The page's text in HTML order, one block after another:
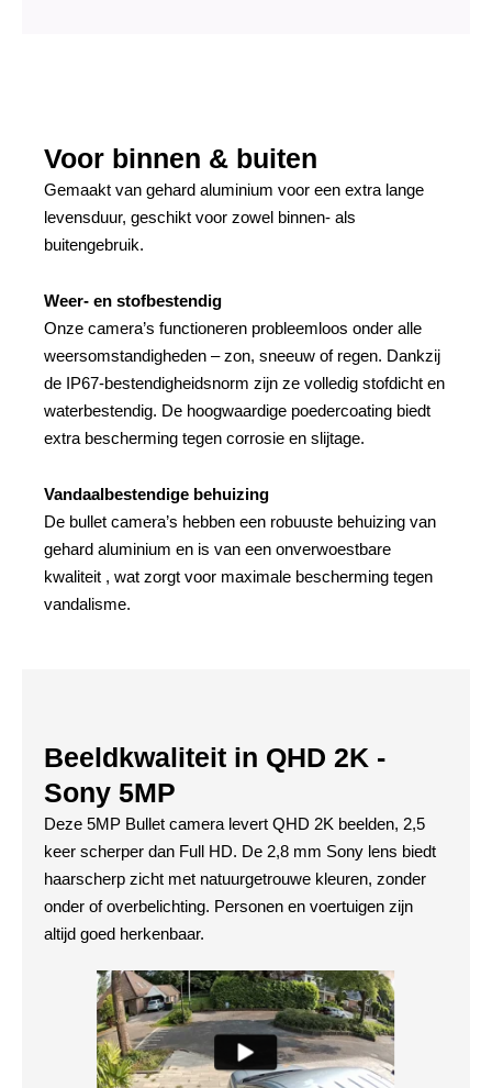
Voor binnen & buiten
Gemaakt van gehard aluminium voor een extra lange
levensduur, geschikt voor zowel binnen- als
buitengebruik.
Weer- en stofbestendig
Onze camera’s functioneren probleemloos onder alle
weersomstandigheden – zon, sneeuw of regen. Dankzij
de IP67-bestendigheidsnorm zijn ze volledig stofdicht en
waterbestendig. De hoogwaardige poedercoating biedt
extra bescherming tegen corrosie en slijtage.
Vandaalbestendige behuizing
De bullet camera’s hebben een robuuste behuizing van
gehard aluminium en is van een onverwoestbare
kwaliteit , wat zorgt voor maximale bescherming tegen
vandalisme.
Beeldkwaliteit in QHD 2K -
Sony 5MP
Deze 5MP Bullet camera levert QHD 2K beelden, 2,5
keer scherper dan Full HD. De 2,8 mm Sony lens biedt
haarscherp zicht met natuurgetrouwe kleuren, zonder
onder of overbelichting. Personen en voertuigen zijn
altijd goed herkenbaar.